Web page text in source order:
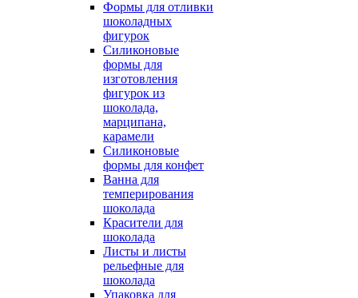
Формы для отливки
шоколадных
фигурок
Силиконовые
формы для
изготовления
фигурок из
шоколада,
марципана,
карамели
Силиконовые
формы для конфет
Ванна для
темперирования
шоколада
Красители для
шоколада
Листы и листы
рельефные для
шоколада
Упаковка для